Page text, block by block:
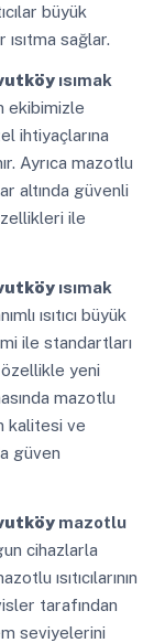
büyük
sağlar.
ısımak
ekibimizle
ihtiyaçlarına
Ayrıca mazotlu
altında güvenli
ile
ısımak
ısıtıcı büyük
ile standartları
yeni
mazotlu
kalitesi ve
güven
mazotlu
cihazlarla
ısıtıcılarının
tarafından
seviyelerini